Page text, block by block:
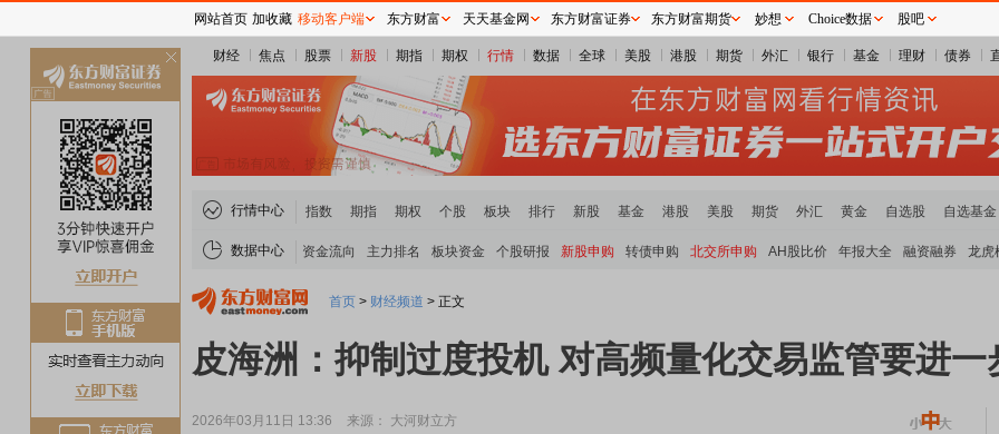
财经 焦点 股票 新股 期指 期权 行情 数据 全球 美股 港股 期货 外汇 银行 基金 理财 债券
行情中心 指数 期指 期权 个股 板块 排行 新股 基金 港股 美股 期货 外汇 黄金 自选股 自选基金
数据中心 资金流向 主力排名 板块资金 个股研报 新股申购 转债申购 北交所申购 AH股比价 年报大全 融资融券 龙虎
首页 > 财经频道 > 正文
皮海洲：抑制过度投机 对高频量化交易监管要进
2026年03月11日 13:36 来源： 大河财立方
网站首页 加收藏 移动客户端 东方财富 天天基金网 东方财富证券 东方财富期货 妙想 Choice数据 股吧
关